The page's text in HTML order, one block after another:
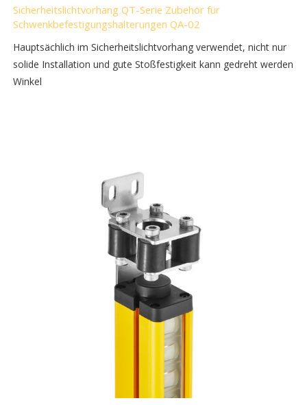
Sicherheitslichtvorhang QT-Serie Zubehör für
Schwenkbefestigungshalterungen QA-02
Hauptsächlich im Sicherheitslichtvorhang verwendet, nicht nur
solide Installation und gute Stoßfestigkeit kann gedreht werden
Winkel